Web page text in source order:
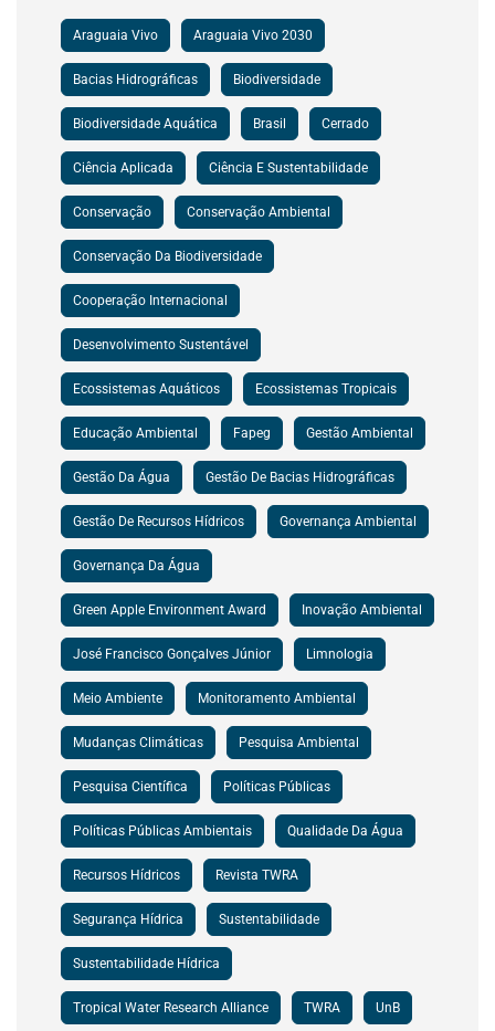
Araguaia Vivo Araguaia Vivo 2030
Bacias Hidrográficas Biodiversidade
Biodiversidade Aquática Brasil Cerrado
Ciência Aplicada Ciência E Sustentabilidade
Conservação Conservação Ambiental
Conservação Da Biodiversidade
Cooperação Internacional
Desenvolvimento Sustentável
Ecossistemas Aquáticos Ecossistemas Tropicais
Educação Ambiental Fapeg Gestão Ambiental
Gestão Da Água Gestão De Bacias Hidrográficas
Gestão De Recursos Hídricos Governança Ambiental
Governança Da Água
Green Apple Environment Award Inovação Ambiental
José Francisco Gonçalves Júnior Limnologia
Meio Ambiente Monitoramento Ambiental
Mudanças Climáticas Pesquisa Ambiental
Pesquisa Científica Políticas Públicas
Políticas Públicas Ambientais Qualidade Da Água
Recursos Hídricos Revista TWRA
Segurança Hídrica Sustentabilidade
Sustentabilidade Hídrica
Tropical Water Research Alliance TWRA UnB